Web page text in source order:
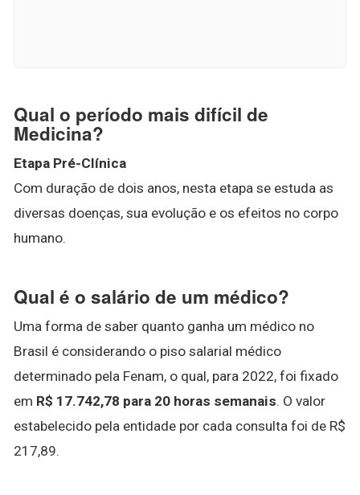
Qual o período mais difícil de
Medicina?
Etapa Pré-Clínica
Com duração de dois anos, nesta etapa se estuda as
diversas doenças, sua evolução e os efeitos no corpo
humano.
Qual é o salário de um médico?
Uma forma de saber quanto ganha um médico no
Brasil é considerando o piso salarial médico
determinado pela Fenam, o qual, para 2022, foi fixado
em R$ 17.742,78 para 20 horas semanais. O valor
estabelecido pela entidade por cada consulta foi de R$
217,89.